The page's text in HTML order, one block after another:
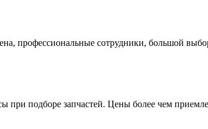
профессиональные сотрудники, большой
при подборе запчастей. Цены более чем